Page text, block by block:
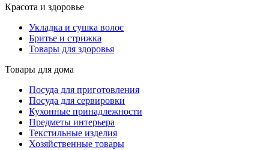
Красота и здоровье
Укладка и сушка волос
Бритье и стрижка
Товары для здоровья
Товары для дома
Посуда для приготовления
Посуда для сервировки
Кухонные принадлежности
Предметы интерьера
Текстильные изделия
Хозяйственные товары